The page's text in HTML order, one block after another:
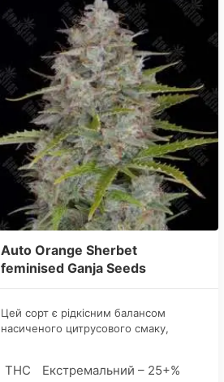
Auto Orange Sherbet
feminised Ganja Seeds
Цей сорт є рідкісним балансом
насиченого цитрусового смаку,
THC Екстремальний – 25+%